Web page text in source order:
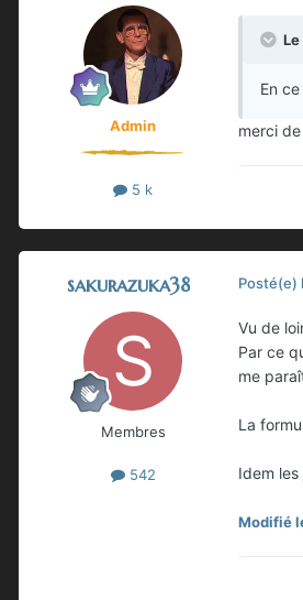
Admin
5 k
En
merci
sakurazuka38
Membres
542
Posté(e)
Vu de
Par ce
me
La
Idem
Modifié